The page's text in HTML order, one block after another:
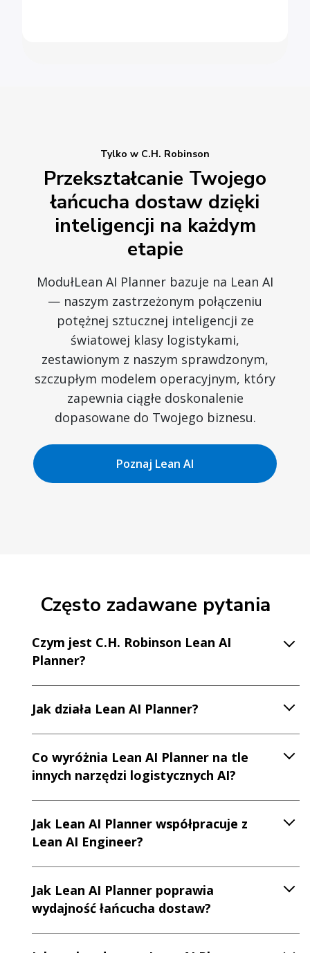
Tylko w C.H. Robinson
Przekształcanie Twojego
łańcucha dostaw dzięki
inteligencji na każdym
etapie
ModułLean AI Planner bazuje na Lean AI
— naszym zastrzeżonym połączeniu
potężnej sztucznej inteligencji ze
światowej klasy logistykami,
zestawionym z naszym sprawdzonym,
szczupłym modelem operacyjnym, który
zapewnia ciągłe doskonalenie
dopasowane do Twojego biznesu.
Poznaj Lean AI
Często zadawane pytania
Czym jest C.H. Robinson Lean AI
Planner?
Jak działa Lean AI Planner?
Co wyróżnia Lean AI Planner na tle
innych narzędzi logistycznych AI?
Jak Lean AI Planner współpracuje z
Lean AI Engineer?
Jak Lean AI Planner poprawia
wydajność łańcucha dostaw?